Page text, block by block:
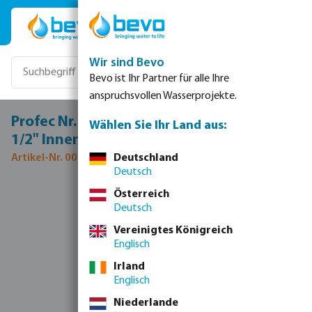
Zum Hauptinhalt springen
Profec Nr. 120 Winkel 45° Edelstahl 316
1/2" Innengewinde 16bar
Artikel-Nr. 0080028
Bildergalerie überspringen
Wir sind Bevo
Bevo ist Ihr Partner für alle Ihre
anspruchsvollen Wasserprojekte.
Wählen Sie Ihr Land aus:
Deutschland
Deutsch
Österreich
Deutsch
Vereinigtes Königreich
Englisch
Irland
Englisch
Niederlande